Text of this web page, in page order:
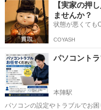
【実家の押
ませんか？
状態が悪くても
COYASH
パソコント
本陣駅
パソコンの設定やトラブルでお